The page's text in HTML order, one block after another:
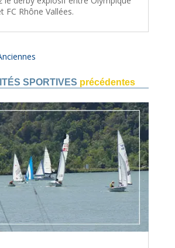
FC Rhône Vallées.
SPORTIVES précédentes